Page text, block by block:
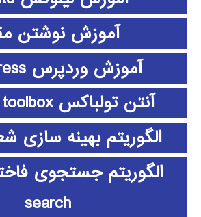
آموزش نوشتن
آموزش وردپرس wordpress
آنتن تولباکس antenna toolbox
الگوریتم بهینه سازی
search